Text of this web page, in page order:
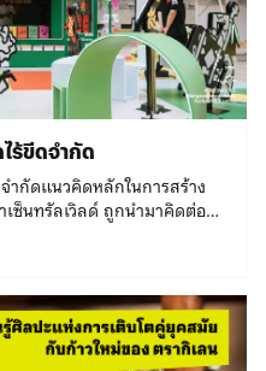
มเรื่องราวของย่านเจริญกรุง –
CharoenkrungCD ติดตาม
และ
ติดตามเรื่องราวของย่าน
ติดตามเรื่องราวของย่าน
ติดตามเรื่อง
ติดตามเรื่องราวของ
ติดตามเรื่องราว
ที่
ติดตามเรื่องราวของย่าน
ดได้ เพื่อแสดงให้เห็นว่าการ
างคุณค่าและต่อยอดทาง
องดีย่านตลาดพลูขยับมาที่ฝั่ง
ดคือนิทรรศการ Human
พ’ ที่ตลาดใต้สะพาน ที่อยาก
ป๊อป และยังมีการเปิด ‘โรงสี
ห้เป็นพื้นที่จัดกิจกรรม
าสพบปะและสร้างบทสนทนา
อภินิหาร ‘เสียงสะท้อน
สียงการแสดงเชิดสิงโต
นอน อภินิหาร ‘อาหาร
านมาปรับโฉมให้เข้ากับไลฟ์
มชนไปต่อได้การรักษาทุนทาง
รูปของเสียจากโรงคั่วกาแฟ
ฟอร์นิเจอร์ หลังจากศึกษา
รียมความพร้อมของโปรเจกต์
Week 2023 จะเป็นการ
อมกับนิทรรศการขนาดใหญ่ที่
ที่ยั่งยืน พร้อมกับทำความ
จยังมองไม่เห็น นิทรรศการ
งเล่าแนวคิดการสร้างสังคม
แนวคิด คือ ความยั่งยืน
งในงาน Bangkok Design
มศิลปินมาทำงานบนพื้นฐาน
สดุไร้มูลค่า 8 ชนิดที่เป็นของ
ใกล้ตัวผู้คนที่สุดอย่าง ฝาขวด
ทางการเกษตรอย่างใบอ้อย
ร้ขีดจำกัด
ำกัดแนวคิดหลักในการสร้าง
ซ็นทรัลเวิลด์ ถูกนำมาคิดต่อย
citizens’ อาร์ตสเปซสีสัน
ปรษณีย์กลาง กรุงเทพฯ หนึ่ง
Z มาสร้างสรรค์เป็น 26 คา
วชวนอารมณ์ดี ทั้งยังมีความ
ผู้คนที่พบเห็นต่างชี้ชวนกันดู